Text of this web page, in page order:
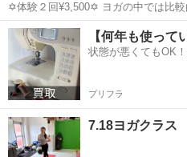
✡体験２回¥3,500✡ ヨガの中では比較的に運動量の多いスタイルです
が、⁡ ヨガがはじめての方も普段運動
法、ポーズを基礎からお伝えします
壁など...
神奈川 相模原市 橋本駅
【何年も使って
状態が悪くてもOK
プリフラ
7.18ヨガクラス